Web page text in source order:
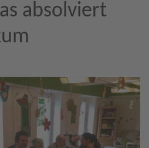
absolviert